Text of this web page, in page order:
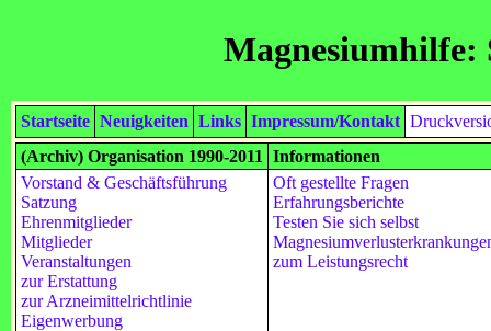
Magnesiumhilfe:
Startseite Neuigkeiten Links Impressum/Kontakt
(Archiv) Organisation 1990-2011
Informationen
Vorstand & Geschäftsführung
Satzung
Ehrenmitglieder
Mitglieder
Veranstaltungen
zur Erstattung
zur Arzneimittelrichtlinie
Eigenwerbung
Oft gestellte Fragen
Erfahrungsberichte
Testen Sie sich selbst
zum Leistungsrecht